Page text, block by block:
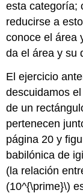
esta categoría;
reducirse a
conoce el área
da el área y su
El ejercicio
descuidamos
de un
pertenecen
página 20 y
babilónica de
(la relación
(10^{\prime}\)